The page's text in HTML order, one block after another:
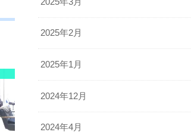
2025年2月
2025年1月
2024年12月
2024年4月